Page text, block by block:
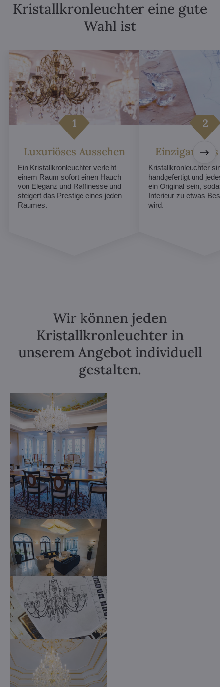
Kristallkronleuchter eine gute
Wahl ist
Luxuriöses Aussehen
Ein Kristallkronleuchter verleiht
einem Raum sofort einen Hauch
von Eleganz und Raffinesse und
steigert das Prestige eines jeden
Raumes.
Kristallkronleuchter
handgefertigt und
ein Original sein,
Interieur zu etwas
wird.
Wir können jeden
Kristallkronleuchter in
unserem Angebot individuell
gestalten.